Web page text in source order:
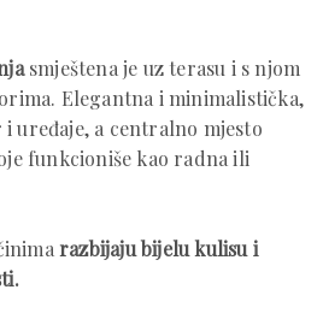
smještena je uz terasu i s njom
Elegantna i minimalistička,
uređaje, a centralno mjesto
funkcioniše kao radna ili
razbijaju bijelu kulisu i